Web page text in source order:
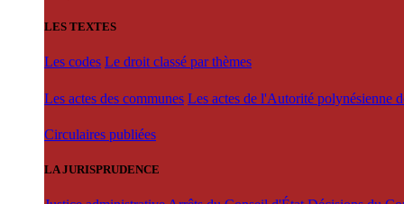
LES TEXTES
Les codes Le droit classé par thèmes
Les actes des communes Les actes de l'Autorité polynésienne
Circulaires publiées
LA JURISPRUDENCE